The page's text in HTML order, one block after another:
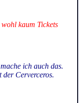
kaum Tickets
ich auch das.
Cerverceros.